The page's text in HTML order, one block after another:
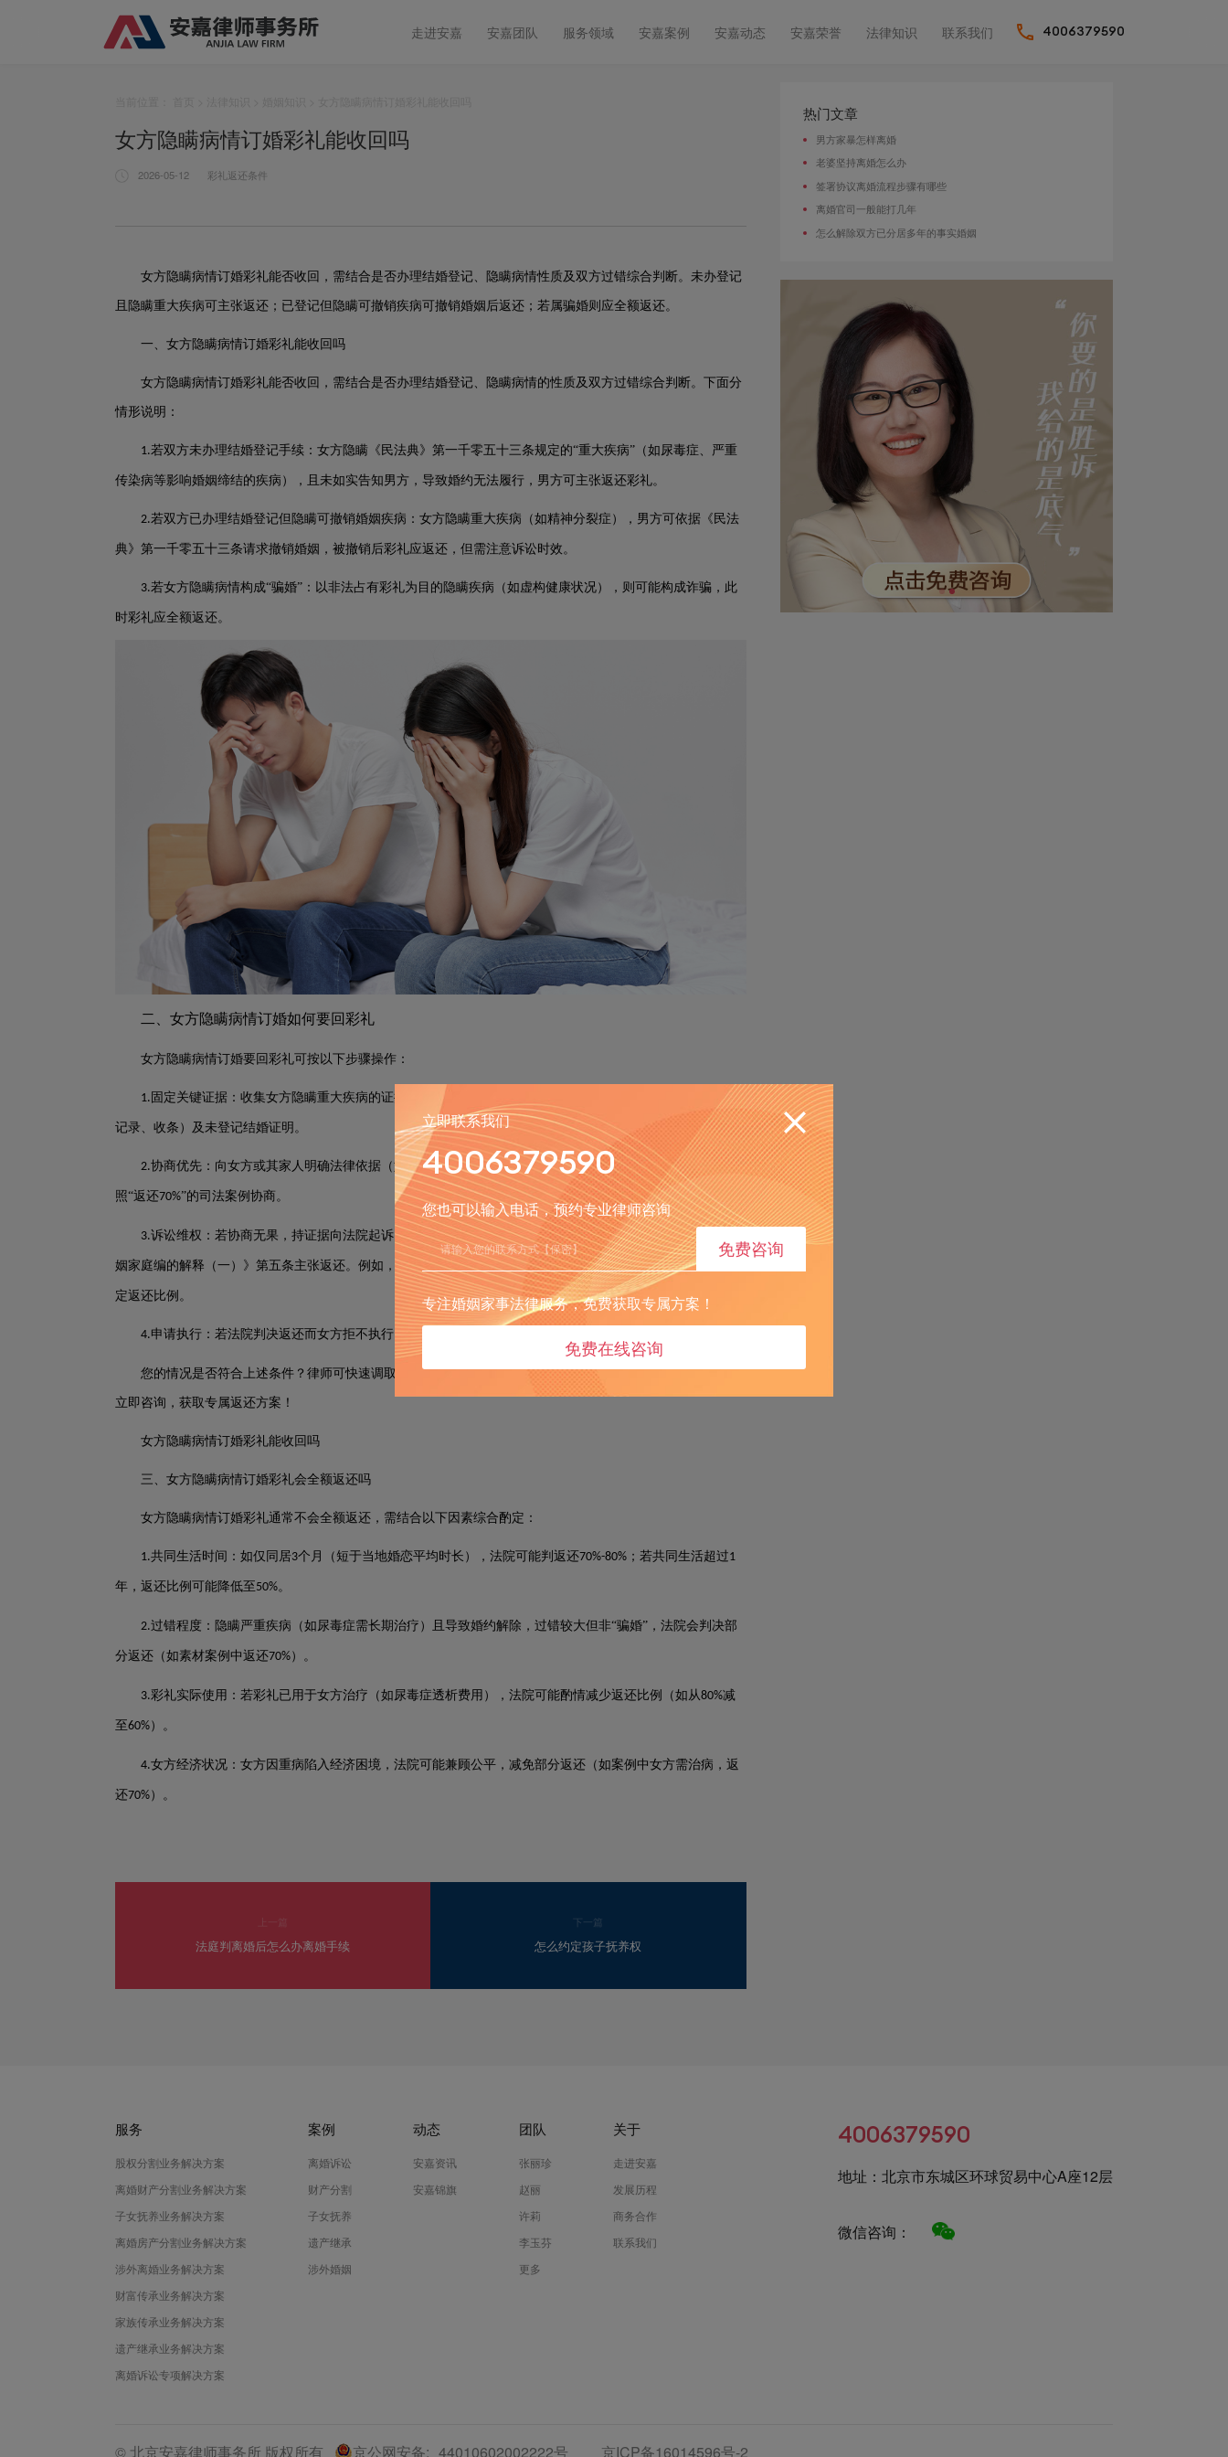
走进安嘉 安嘉团队 服务领域 安嘉案例 安嘉动态 安嘉荣誉 法律知识 联系我们 4006379590
女方隐瞒病情订婚彩礼能收回吗
2026-05-12 彩礼返还条件
女方隐瞒病情订婚彩礼能否收回，需结合是否办理结婚登记、隐瞒病情性质及双方过错综合判断。未办登记
且隐瞒重大疾病可主张返还；已登记但隐瞒可撤销疾病可撤销婚姻后返还；若属骗婚则应全额返还。
一、女方隐瞒病情订婚彩礼能收回吗
女方隐瞒病情订婚彩礼能否收回，需结合是否办理结婚登记、隐瞒病情的性质及双方过错综合判断。下面分
情形说明：
1.若双方未办理结婚登记手续：女方隐瞒《民法典》第一千零五十三条规定的“重大疾病”（如尿毒症、严重
传染病等影响婚姻缔结的疾病），且未如实告知男方，导致婚约无法履行，男方可主张返还彩礼。
2.若双方已办理结婚登记但隐瞒可撤销婚姻疾病：女方隐瞒重大疾病（如精神分裂症），男方可依据《民法
典》第一千零五十三条请求撤销婚姻，被撤销后彩礼应返还，但需注意诉讼时效。
3.若女方隐瞒病情构成“骗婚”：以非法占有彩礼为目的隐瞒疾病（如虚构健康状况），则可能构成诈骗，此
时彩礼应全额返还。
二、女方隐瞒病情订婚如何要回彩礼
女方隐瞒病情订婚要回彩礼可按以下步骤操作：
1. 固定关键证据：收集女方隐瞒重大疾病的证据（如医院诊断证明、知情证人证言）、彩礼支付凭证（转账
记录、收条）及未登记结婚证明。
2.协商优先：向女方或其家人明确法律依据（如《民法典》第一千零五十三条），提出返还比例，例如可参
照“返还70%”的司法案例协商。
3.诉讼维权：若协商无果，持证据向法院起诉，依据《最高人民法院关于适用〈中华人民共和国民法典〉婚
姻家庭编的解释（一）》第五条主张返还。例如，女方隐瞒尿毒症且仅同居3个月，法院会结合共同生活时间酌
定返还比例。
4.申请执行：若法院判决返还而女方拒不执行，可向法院申请强制执行。
您的情况是否符合上述条件？律师可快速调取女方隐瞒病情的证据链，协助您在诉讼中主张最高比例返还！
立即咨询，获取专属返还方案！
女方隐瞒病情订婚彩礼能收回吗
三、女方隐瞒病情订婚彩礼会全额返还吗
女方隐瞒病情订婚彩礼通常不会全额返还，需结合以下因素综合酌定：
1.共同生活时间：如仅同居3个月（短于当地婚恋平均时长），法院可能判返还70%-80% ；若共同生活超过1
年，返还比例可能降低至 50%。
2.过错程度：隐瞒严重疾病（如尿毒症需长期治疗）且导致婚约解除，过错较大但非“骗婚”，法院会判决部
分返还（如素材案例中返还70%）。
3.彩礼实际使用：若彩礼已用于女方治疗（如尿毒症透析费用），法院可能酌情减少返还比例（如从80%减
至60%）。
4.女方经济状况：女方因重病陷入经济困境，法院可能兼顾公平，减免部分返还（如案例中女方需治病，返
还70%）。
上一篇
法庭判离婚后怎么办离婚手续
下一篇
怎么约定孩子抚养权
热门文章
男方家暴怎样离婚
老婆坚持离婚怎么办
签署协议离婚流程步骤有哪些
离婚官司一般能打几年
怎么解除双方已分居多年的事实婚姻
服务
股权分割业务解决方案
离婚财产分割业务解决方案
子女抚养业务解决方案
离婚房产分割业务解决方案
涉外离婚业务解决方案
财富传承业务解决方案
家族传承业务解决方案
遗产继承业务解决方案
离婚诉讼专项解决方案
案例
离婚诉讼
财产分割
子女抚养
遗产继承
涉外婚姻
动态
安嘉资讯
安嘉锦旗
团队
张丽珍
赵丽
许莉
李玉芬
更多
关于
走进安嘉
发展历程
商务合作
联系我们
4006379590
地址：北京市东城区环球贸易中心A座12层
微信咨询：
© 北京安嘉律师事务所 版权所有 京公网安备: 44010602002222号 京ICP备16014596号-2
立即联系我们
4006379590
您也可以输入电话，预约专业律师咨询
免费咨询
专注婚姻家事法律服务，免费获取专属方案！
免费在线咨询